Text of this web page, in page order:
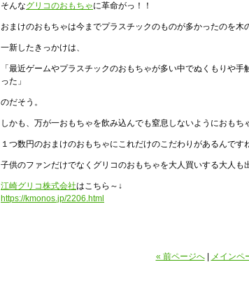
そんなグリコのおもちゃに革命がっ！！
おまけのおもちゃは今までプラスチックのものが多かったのを木
一新したきっかけは、
「最近ゲームやプラスチックのおもちゃが多い中でぬくもりや
った」
のだそう。
しかも、万が一おもちゃを飲み込んでも窒息しないようにおもち
１つ数円のおまけのおもちゃにこれだけのこだわりがあるんです
子供のファンだけでなくグリコのおもちゃを大人買いする大人も
江崎グリコ株式会社はこちら～↓
https://kmonos.jp/2206.html
« 前ページへ| メインペ